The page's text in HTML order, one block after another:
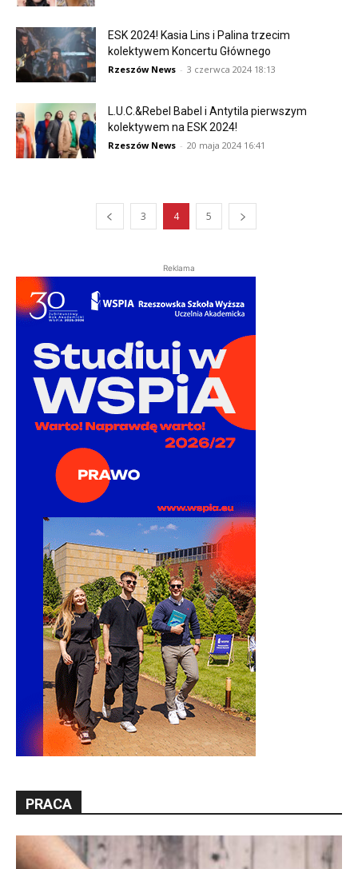
ESK 2024! Kasia Lins i Palina trzecim
kolektywem Koncertu Głównego
Rzeszów News - 3 czerwca 2024 18:13
L.U.C.&Rebel Babel i Antytila pierwszym
kolektywem na ESK 2024!
Rzeszów News - 20 maja 2024 16:41
3 4 5
Reklama
PRACA